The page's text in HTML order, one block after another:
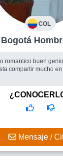
COL
Bogotá
romantico buen
compartir mucho
una, q no
Mensaje /